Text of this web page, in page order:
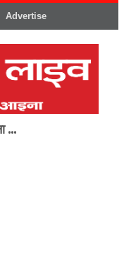
Advertise
...